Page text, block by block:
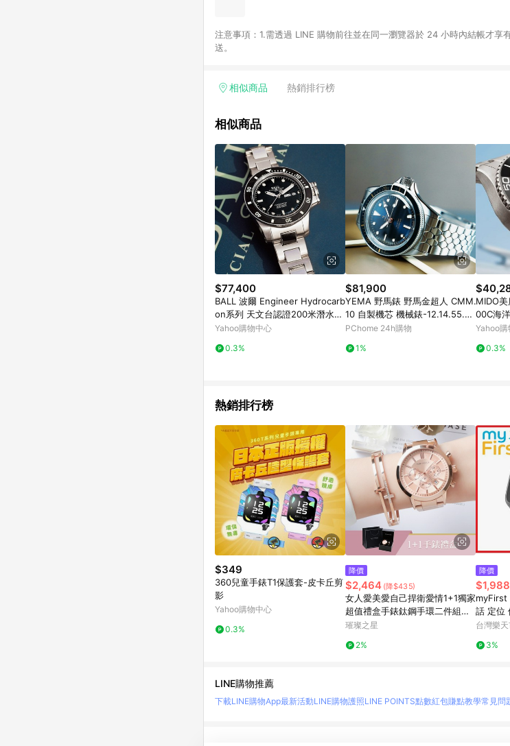
注意事項：1.需透過 LINE 購物前往並在同一瀏覽器於 24 小時內結帳才享
送。
相似商品 熱銷排行榜
相似商品
$77,400
BALL 波爾 Engineer Hydrocarb
on系列 天文台認證200米潛水機
械腕錶 寵爸時刻 送禮推薦-40m
Yahoo購物中心
0.3%
$81,900
YEMA 野馬錶 野馬金超人 CMM.
10 自製機芯 機械錶-12.14.55.S
N.M2/39.5mm藍
PChome 24h購物
1%
MIDO
00C海
屬42.5
Yahoo購
0.3%
熱銷排行榜
$349
360兒童手錶T1保護套-皮卡丘剪
影
Yahoo購物中心
0.3%
降價
$2,464 (降$435)
女人愛美愛自己捍衛愛情1+1獨家
超值禮盒手錶鈦鋼手環二件組
【WKTL0188-KTL079】
璀璨之星
2%
降價
$1,988
myFirst
話 定位
台灣樂
3%
LINE購物推薦
下載LINE購物App最新活動LINE購物護照LINE POINTS點數紅包賺點教學常見問